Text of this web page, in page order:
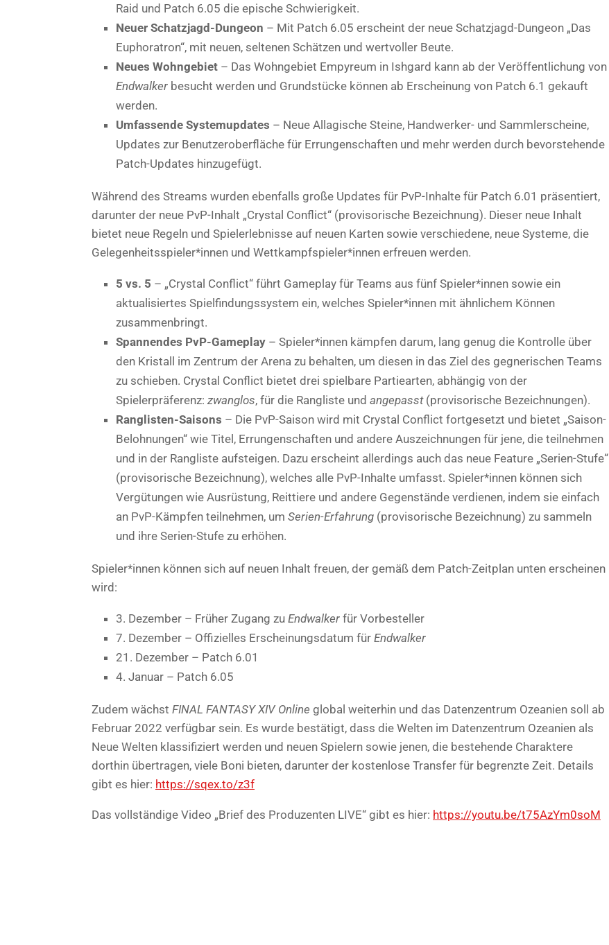
Raid und Patch 6.05 die epische Schwierigkeit.
Neuer Schatzjagd-Dungeon – Mit Patch 6.05 erscheint der neue Schatzjagd-Dungeon „Das
Euphoratron“, mit neuen, seltenen Schätzen und wertvoller Beute.
Neues Wohngebiet – Das Wohngebiet Empyreum in Ishgard kann ab der Veröffentlichung von
Endwalker besucht werden und Grundstücke können ab Erscheinung von Patch 6.1 gekauft
werden.
Umfassende Systemupdates – Neue Allagische Steine, Handwerker- und Sammlerscheine,
Updates zur Benutzeroberfläche für Errungenschaften und mehr werden durch bevorstehende
Patch-Updates hinzugefügt.
Während des Streams wurden ebenfalls große Updates für PvP-Inhalte für Patch 6.01 präsentiert,
darunter der neue PvP-Inhalt „Crystal Conflict“ (provisorische Bezeichnung). Dieser neue Inhalt
bietet neue Regeln und Spielerlebnisse auf neuen Karten sowie verschiedene, neue Systeme, die
Gelegenheitsspieler*innen und Wettkampfspieler*innen erfreuen werden.
5 vs. 5 – „Crystal Conflict“ führt Gameplay für Teams aus fünf Spieler*innen sowie ein
aktualisiertes Spielfindungssystem ein, welches Spieler*innen mit ähnlichem Können
zusammenbringt.
Spannendes PvP-Gameplay – Spieler*innen kämpfen darum, lang genug die Kontrolle über
den Kristall im Zentrum der Arena zu behalten, um diesen in das Ziel des gegnerischen Teams
zu schieben. Crystal Conflict bietet drei spielbare Partiearten, abhängig von der
Spielerpräferenz: zwanglos, für die Rangliste und angepasst(provisorische Bezeichnungen).
Ranglisten-Saisons – Die PvP-Saison wird mit Crystal Conflict fortgesetzt und bietet „Saison-
Belohnungen“ wie Titel, Errungenschaften und andere Auszeichnungen für jene, die teilnehmen
und in der Rangliste aufsteigen. Dazu erscheint allerdings auch das neue Feature „Serien-Stufe“
(provisorische Bezeichnung), welches alle PvP-Inhalte umfasst. Spieler*innen können sich
Vergütungen wie Ausrüstung, Reittiere und andere Gegenstände verdienen, indem sie einfach
an PvP-Kämpfen teilnehmen, um Serien-Erfahrung (provisorische Bezeichnung) zu sammeln
und ihre Serien-Stufe zu erhöhen.
Spieler*innen können sich auf neuen Inhalt freuen, der gemäß dem Patch-Zeitplan unten erscheinen
wird:
3. Dezember – Früher Zugang zu Endwalker für Vorbesteller
7. Dezember – Offizielles Erscheinungsdatum für Endwalker
21. Dezember – Patch 6.01
4. Januar – Patch 6.05
Zudem wächst FINAL FANTASY XIV Online global weiterhin und das Datenzentrum Ozeanien soll ab
Februar 2022 verfügbar sein. Es wurde bestätigt, dass die Welten im Datenzentrum Ozeanien als
Neue Welten klassifiziert werden und neuen Spielern sowie jenen, die bestehende Charaktere
dorthin übertragen, viele Boni bieten, darunter der kostenlose Transfer für begrenzte Zeit. Details
gibt es hier: https://sqex.to/z3f
Das vollständige Video „Brief des Produzenten LIVE“ gibt es hier: https://youtu.be/t75AzYm0soM